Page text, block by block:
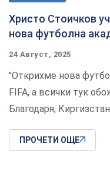
Христо Стоичков
нова футболна
24 Август, 2025
"Открихме нова
FIFA, а всички тук
Благодаря,
ПРОЧЕТИ ОЩЕ